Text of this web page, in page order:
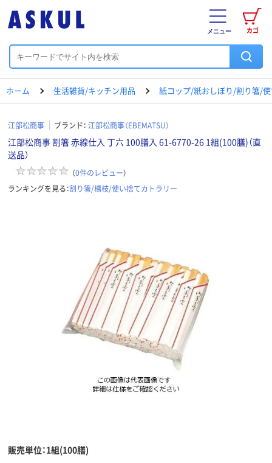
カゴ
メニュー
ホーム 生活雑貨/キッチン用品 紙コップ/紙おしぼり/割り箸/
江部松商事 ブランド： 江部松商事（EBEMATSU）
江部松商事 割箸 赤線仕入 丁六 100膳入 61-6770-26 1組(100膳)（直
送品）
（0件のレビュー）
ランキングを見る：割り箸/楊枝/使い捨てカトラリー
販売単位：1組(100膳)